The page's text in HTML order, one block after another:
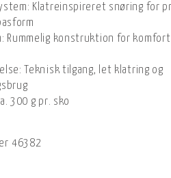
Klatreinspireret snøring for
Rummelig konstruktion for komfort
Teknisk tilgang, let klatring og
300 g pr. sko
46382